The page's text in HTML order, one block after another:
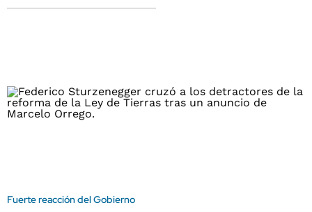
Fuerte reacción del Gobierno